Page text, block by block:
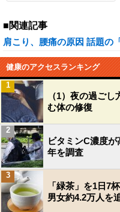
■関連記事
肩こり、腰痛の原因 話題の
健康のアクセスランキング
（1）夜の過ご
む体の修復
1
ビタミンC濃度
年を調査
2
「緑茶」を1日7
男女約4.2万人を
3